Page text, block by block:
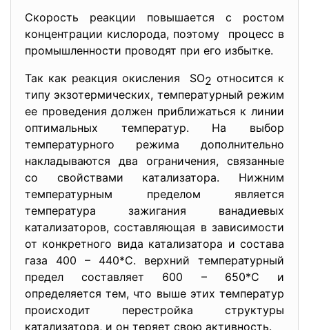
Скорость реакции повышается с ростом
концентрации кислорода, поэтому процесс в
промышленности проводят при его избытке.
Так как реакция окисления SO2 относится к
типу экзотермических, температурный режим
ее проведения должен приближаться к линии
оптимальных температур. На выбор
температурного режима дополнительно
накладываются два ограничения, связанные
со свойствами катализатора. Нижним
температурным пределом является
температура зажигания ванадиевых
катализаторов, составляющая в зависимости
от конкретного вида катализатора и состава
газа 400 – 440*С. верхний температурный
предел составляет 600 – 650*С и
определяется тем, что выше этих температур
происходит перестройка структуры
катализатора, и он теряет свою активность.